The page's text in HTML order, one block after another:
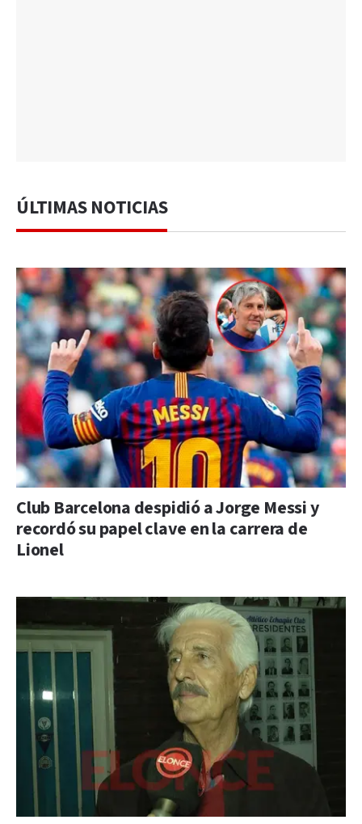
ÚLTIMAS NOTICIAS
Club Barcelona despidió a Jorge Messi y
recordó su papel clave en la carrera de
Lionel